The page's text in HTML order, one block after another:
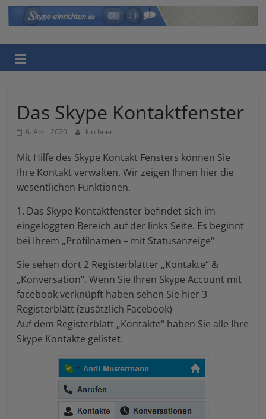
Skip
Skype
einrichten
weitere
WordPress-
Website
Das Skype Kontaktfenster
6. April 2020 kirchner
Mit Hilfe des Skype Kontakt Fensters können Sie
Ihre Kontakt verwalten. Wir zeigen Ihnen hier die
wesentlichen Funktionen.
1. Das Skype Kontaktfenster befindet sich im
eingeloggten Bereich auf der links Seite. Es beginnt
bei Ihrem „Profilnamen – mit Statusanzeige“
Sie sehen dort 2 Registerblätter „Kontakte“ &
„Konversation“. Wenn Sie Ihren Skype Account mit
facebook verknüpft haben sehen Sie hier 3
Registerblätt (zusätzlich Facebook)
Auf dem Registerblatt „Kontakte“ haben Sie alle Ihre
Skype Kontakte gelistet.